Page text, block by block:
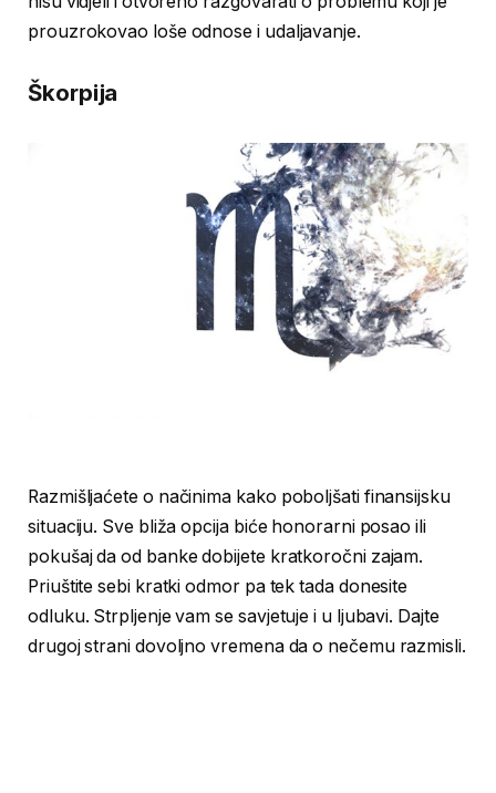
prouzrokovao loše odnose i udaljavanje.
Škorpija
Razmišljaćete o načinima kako poboljšati finansijsku
situaciju. Sve bliža opcija biće honorarni posao ili
pokušaj da od banke dobijete kratkoročni zajam.
Priuštite sebi kratki odmor pa tek tada donesite
odluku. Strpljenje vam se savjetuje i u ljubavi. Dajte
drugoj strani dovoljno vremena da o nečemu razmisli.